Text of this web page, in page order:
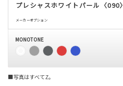
プレシャスホワイトパール〈090〉
メーカーオプション
MONOTONE
■写真はすべてZ。